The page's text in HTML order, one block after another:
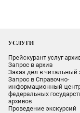
УСЛУГИ
Прейскурант услуг
Запрос в архив
Заказ дел в читальный
Запрос в Справочно-
информационный
федеральных
архивов
Проведение экскурсий